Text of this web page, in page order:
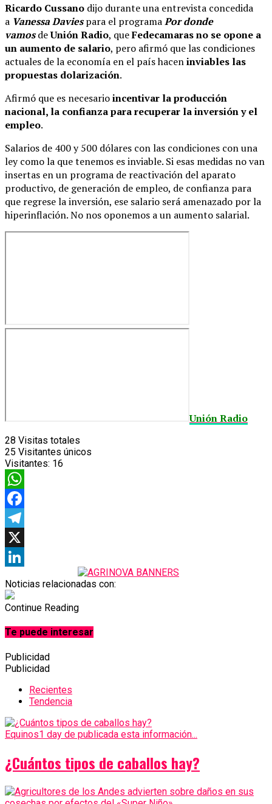
Ricardo Cussano dijo durante una entrevista concedida
a Vanessa Daviespara el programaPor donde
vamosdeUnión Radio, queFedecamaras no se opone a
un aumento de salario, pero afirmó que las condiciones
actuales de la economía en el país haceninviables las
propuestas dolarización.
Afirmó que es necesarioincentivar la producción
nacional, la confianza para recuperar la inversión y el
empleo.
Salarios de 400 y 500 dólares con las condiciones con una
ley como la que tenemos es inviable. Si esas medidas no van
insertas en un programa de reactivación del aparato
productivo, de generación de empleo, de confianza para
que regrese la inversión, ese salario será amenazado por la
hiperinflación. No nos oponemos a un aumento salarial.
Unión Radio
28 Visitas totales
25 Visitantes únicos
Visitantes: 16
WhatsApp
Facebook
Telegram
X
Noticias relacionadas con:
Continue Reading
Te puede interesar
Publicidad
Publicidad
Recientes
Tendencia
Equinos1 day de publicada esta información...
¿Cuántos tipos de caballos hay?